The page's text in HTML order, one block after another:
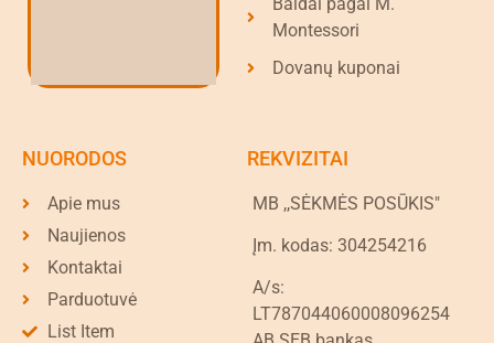
Montessori
Dovanų kuponai
NUORODOS
Apie mus
Naujienos
Kontaktai
Parduotuvė
List Item
REKVIZITAI
MB ,,SĖKMĖS POSŪKIS"
Įm. kodas: 304254216
A/s:
LT787044060008096254